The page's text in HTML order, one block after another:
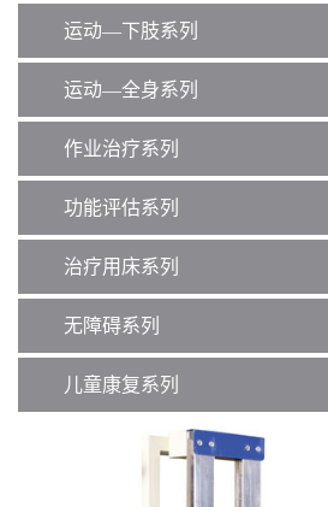
运动—下肢系列
运动—全身系列
作业治疗系列
功能评估系列
治疗用床系列
无障碍系列
儿童康复系列